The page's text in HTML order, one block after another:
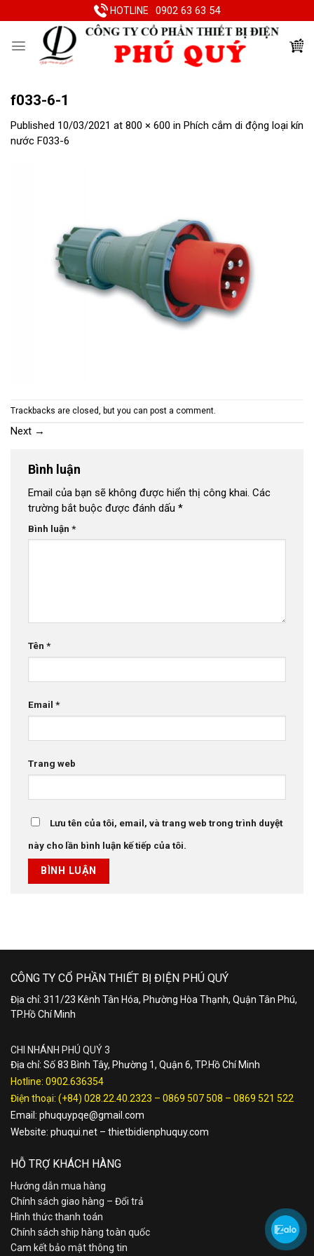
to
HOTLINE 0902 63 63 54
f033-6-1
Published 10/03/2021 at 800 × 600 in Phích cắm di động loại kín
nước F033-6
Trackbacks are closed, but you can post a comment.
Next →
Bình luận
Email của bạn sẽ không được hiển thị công khai. Các
trường bắt buộc được đánh dấu *
Bình luận *
Tên *
Email *
Trang web
Lưu tên của tôi, email, và trang web trong trình duyệt
này cho lần bình luận kế tiếp của tôi.
CÔNG TY CỔ PHẦN THIẾT BỊ ĐIỆN PHÚ QUÝ
Địa chỉ: 311/23 Kênh Tân Hóa, Phường Hòa Thạnh, Quận Tân Phú,
TP.Hồ Chí Minh
CHI NHÁNH PHÚ QUÝ 3
Địa chỉ: Số 83 Bình Tây, Phường 1, Quận 6, TP.Hồ Chí Minh
Hotline: 0902.636354
Điện thoại: (+84) 028.22.40.2323 – 0869 507 508 – 0869 521 522
Email: phuquypqe@gmail.com
Website: phuqui.net – thietbidienphuquy.com
HỖ TRỢ KHÁCH HÀNG
Hướng dẫn mua hàng
Chính sách giao hàng – Đổi trả
Hình thức thanh toán
Chính sách ship hàng toàn quốc
Cam kết bảo mật thông tin